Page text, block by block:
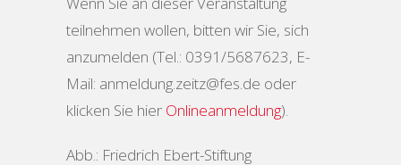
teilnehmen wollen, bitten wir Sie, sich
anzumelden (Tel.: 0391/5687623, E-
Mail: anmeldung.zeitz@fes.de oder
klicken Sie hier Onlineanmeldung).
Abb.: Friedrich Ebert-Stiftung